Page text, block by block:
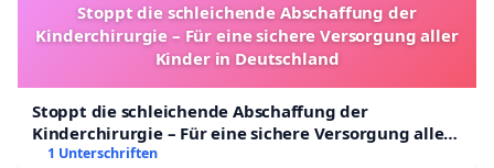
Stoppt die schleichende Abschaffung der
Kinderchirurgie – Für eine sichere Versorgung aller
Kinder in Deutschland
Stoppt die schleichende Abschaffung der
Kinderchirurgie – Für eine sichere Versorgung aller
Kinder in Deutschland
1 Unterschriften